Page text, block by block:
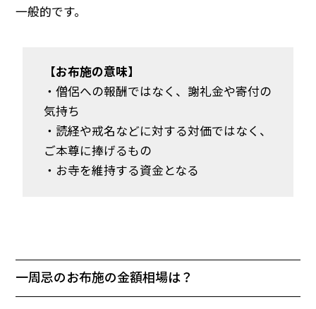
一般的です。
【お布施の意味】
・僧侶への報酬ではなく、謝礼金や寄付の
気持ち
・読経や戒名などに対する対価ではなく、
ご本尊に捧げるもの
・お寺を維持する資金となる
一周忌のお布施の金額相場は？